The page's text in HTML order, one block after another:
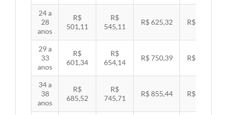
24 a
28
anos
R$
501,11
R$
545,11
R$ 625,32 R$ 644,40
29 a
33
anos
R$
601,34
R$
654,14
R$ 750,39 R$ 773,29
34 a
38
anos
R$
685,52
R$
745,71
R$ 855,44 R$ 881,54